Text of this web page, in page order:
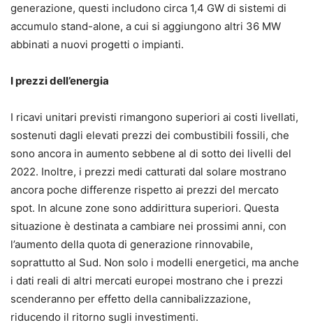
generazione, questi includono circa 1,4 GW di sistemi di
accumulo stand-alone, a cui si aggiungono altri 36 MW
abbinati a nuovi progetti o impianti.
I prezzi dell’energia
I ricavi unitari previsti rimangono superiori ai costi livellati,
sostenuti dagli elevati prezzi dei combustibili fossili, che
sono ancora in aumento sebbene al di sotto dei livelli del
2022. Inoltre, i prezzi medi catturati dal solare mostrano
ancora poche differenze rispetto ai prezzi del mercato
spot. In alcune zone sono addirittura superiori. Questa
situazione è destinata a cambiare nei prossimi anni, con
l’aumento della quota di generazione rinnovabile,
soprattutto al Sud. Non solo i modelli energetici, ma anche
i dati reali di altri mercati europei mostrano che i prezzi
scenderanno per effetto della cannibalizzazione,
riducendo il ritorno sugli investimenti.